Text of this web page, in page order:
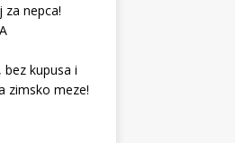
za nepca!
bez kupusa i
zimsko meze!